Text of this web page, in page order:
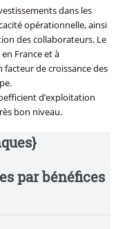
dans les
opérationnelle, ainsi
des collaborateurs. Le
France et à
facteur de croissance des
d’exploitation
bon niveau.
par bénéfices